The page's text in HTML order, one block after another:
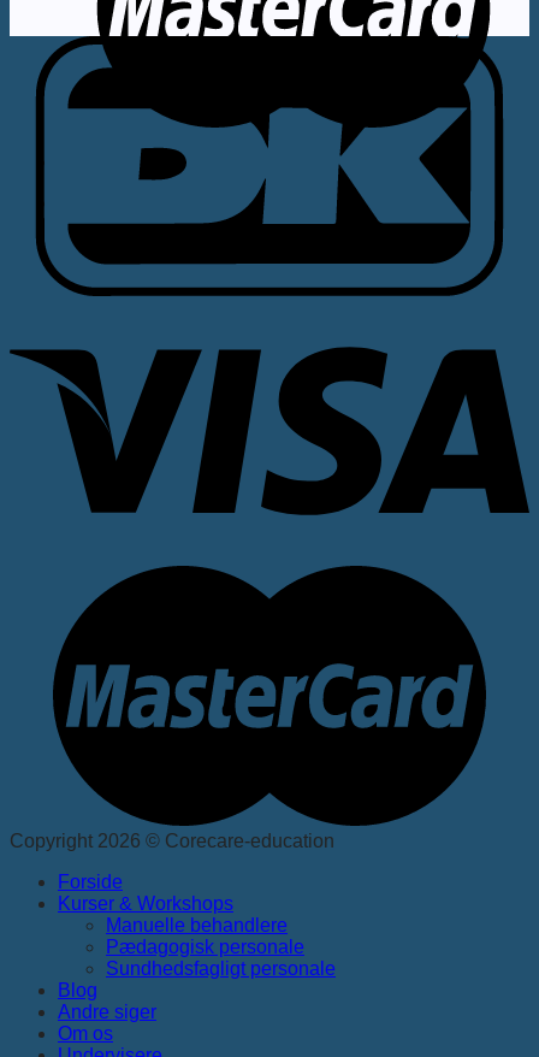
Copyright 2026 © Corecare-education
Forside
Kurser & Workshops
Manuelle behandlere
Pædagogisk personale
Sundhedsfagligt personale
Blog
Andre siger
Om os